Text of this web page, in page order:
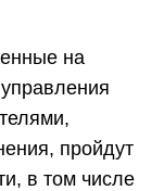
на
пройдут
в том числе